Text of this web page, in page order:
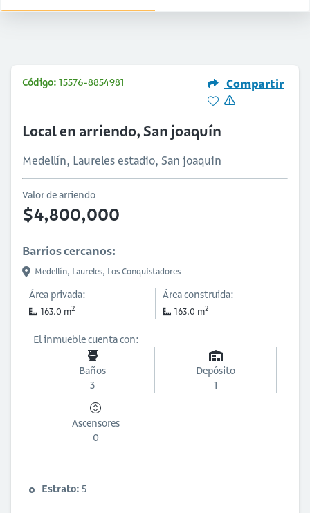
Código: 15576-8854981 Compartir
Local en arriendo, San joaquín
Medellín, Laureles estadio, San joaquin
Valor de arriendo
$4,800,000
Barrios cercanos:
Medellín, Laureles, Los Conquistadores
Área privada:
163.0 m2
Área construida:
163.0 m2
El inmueble cuenta con:
Baños
3
Depósito
1
Ascensores
0
Estrato: 5